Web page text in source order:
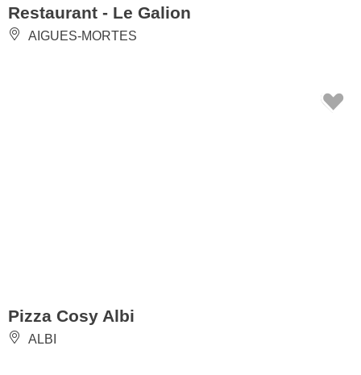
Restaurant - Le Galion
AIGUES-MORTES
Pizza Cosy Albi
ALBI